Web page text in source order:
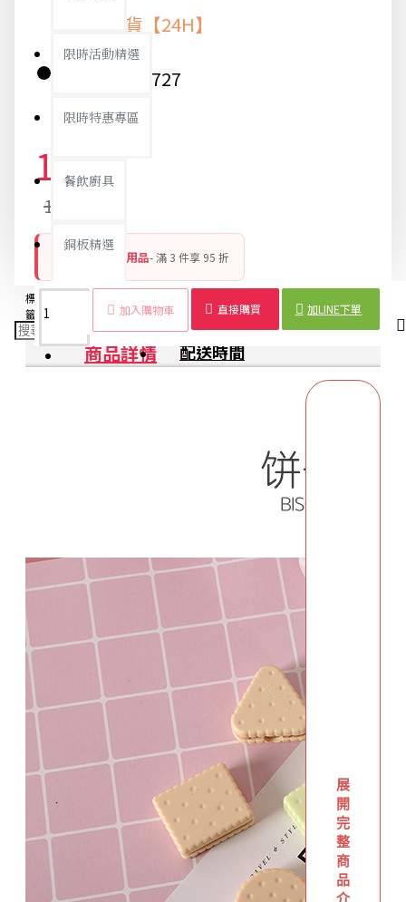
限時活動精選
限時特惠專區
餐飲廚具
銅板精選
快速出貨【24H】
8727
13元
14元
開學季 新學期用品- 滿 3 件享 95 折
加入購物車 直接購買 加LINE下單
標
籤：
器
愛
帶
器
生
具
品
商品詳情 配送時間
展
開
完
整
商
品
介